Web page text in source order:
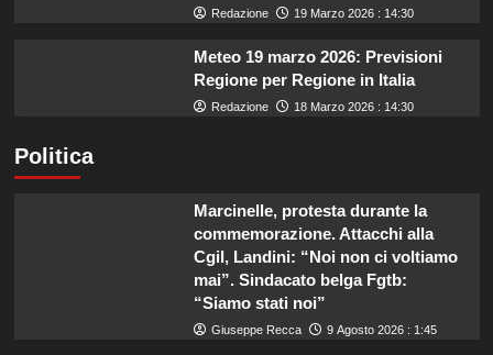
Redazione 19 Marzo 2026 : 14:30
Meteo 19 marzo 2026: Previsioni
Regione per Regione in Italia
Redazione 18 Marzo 2026 : 14:30
Politica
Marcinelle, protesta durante la
commemorazione. Attacchi alla
Cgil, Landini: “Noi non ci voltiamo
mai”. Sindacato belga Fgtb:
“Siamo stati noi”
Giuseppe Recca 9 Agosto 2026 : 1:45